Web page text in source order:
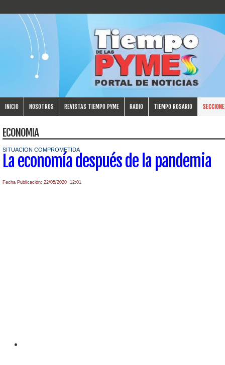
INICIO NOSOTROS REVISTAS TIEMPO PYME RADIO TIEMPO ROSARIO
ECONOMIA
SITUACION COMPROMETIDA
La economía después de la pandemia
Fecha Publicación: 22/05/2020 12:01